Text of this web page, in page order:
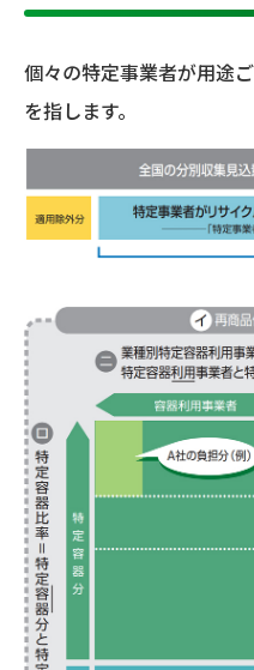
個々の特定事業者が用途
を指します。